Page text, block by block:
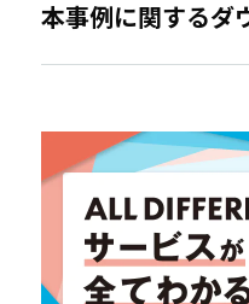
本事例に関するダ